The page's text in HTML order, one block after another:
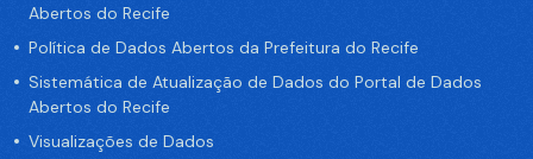
Abertos do Recife
Política de Dados Abertos da Prefeitura do Recife
Sistemática de Atualização de Dados do Portal de Dados
Abertos do Recife
Visualizações de Dados